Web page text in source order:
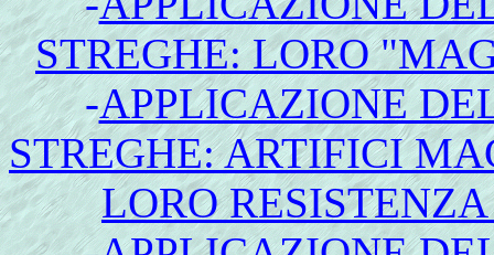
STREGHE: LORO
-APPLICAZIONE
STREGHE: ARTIFICI
LORO